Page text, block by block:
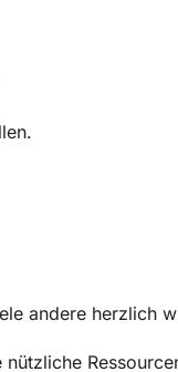
andere herzlich